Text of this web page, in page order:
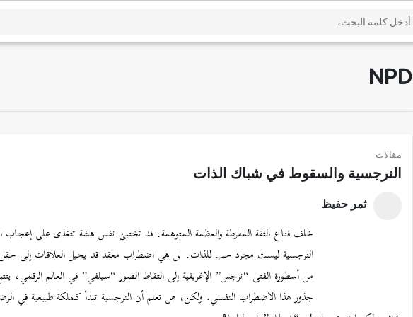
NPD
مقالات
النرجسية والسقوط في شباك الذات
ثمر حفيظ
خلف قناع الثقة المفرطة والعظمة المتوهمة، قد تختبئ نفس هشة تتغذى على إعجاب
النرجسية ليست مجرد حب للذات، بل هي اضطراب معقد قد يحيل العلاقات إلى
من أسطورة الفتى “نرجس” الإغريقية إلى التقاط الصور “سيلفي” في العالم الرقمي،
جذور هذا الاضطراب النفسي. ولكن، هل تعلم أن النرجسية تبدأ كملكة طبيعية في